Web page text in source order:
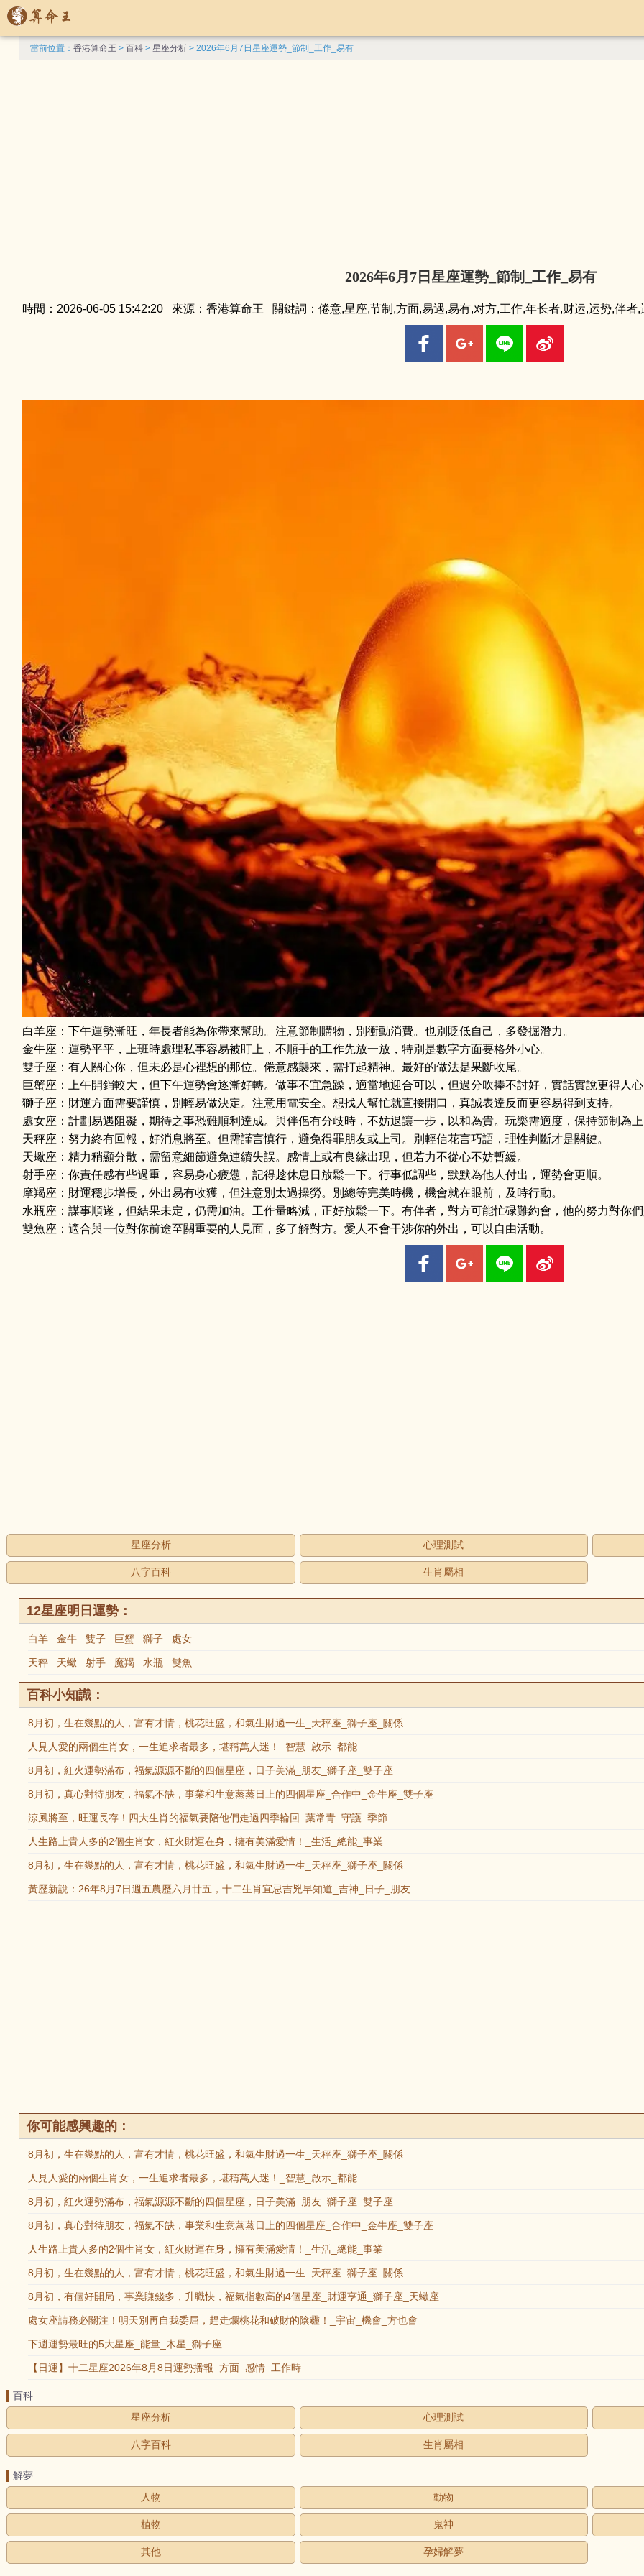
當前位置： 香港算命王 > 百科> 星座分析> 2026年6月7日星座運勢_節制_工作_易有
2026年6月7日星座運勢_節制_工作_易有
時間：2026-06-05 15:42:20 來源：香港算命王 關鍵詞：倦意,星座,节制,方面,易遇,易有,对方,工作,年长者,财运,运势,伴者,
白羊座：下午運勢漸旺，年長者能為你帶來幫助。注意節制購物，別衝動消費。也別貶低自己，多發掘潛力。
金牛座：運勢平平，上班時處理私事容易被盯上，不順手的工作先放一放，特別是數字方面要格外小心。
雙子座：有人關心你，但未必是心裡想的那位。倦意感襲來，需打起精神。最好的做法是果斷收尾。
巨蟹座：上午開銷較大，但下午運勢會逐漸好轉。做事不宜急躁，適當地迎合可以，但過分吹捧不討好，實話實說更得人
獅子座：財運方面需要謹慎，別輕易做決定。注意用電安全。想找人幫忙就直接開口，真誠表達反而更容易得到支持。
處女座：計劃易遇阻礙，期待之事恐難順利達成。與伴侶有分歧時，不妨退讓一步，以和為貴。玩樂需適度，保持節制為
天秤座：努力終有回報，好消息將至。但需謹言慎行，避免得罪朋友或上司。別輕信花言巧語，理性判斷才是關鍵。
天蠍座：精力稍顯分散，需留意細節避免連續失誤。感情上或有良緣出現，但若力不從心不妨暫緩。
射手座：你責任感有些過重，容易身心疲憊，記得趁休息日放鬆一下。行事低調些，默默為他人付出，運勢會更順。
摩羯座：財運穩步增長，外出易有收獲，但注意別太過操勞。別總等完美時機，機會就在眼前，及時行動。
水瓶座：謀事順遂，但結果未定，仍需加油。工作量略減，正好放鬆一下。有伴者，對方可能忙碌難約會，他的努力對你
雙魚座：適合與一位對你前途至關重要的人見面，多了解對方。愛人不會干涉你的外出，可以自由活動。
星座分析 心理測試
八字百科 生肖屬相
12星座明日運勢：
白羊 金牛 雙子 巨蟹 獅子 處女
天秤 天蠍 射手 魔羯 水瓶 雙魚
百科小知識：
8月初，生在幾點的人，富有才情，桃花旺盛，和氣生財過一生_天秤座_獅子座_關係
人見人愛的兩個生肖女，一生追求者最多，堪稱萬人迷！_智慧_啟示_都能
8月初，紅火運勢滿布，福氣源源不斷的四個星座，日子美滿_朋友_獅子座_雙子座
8月初，真心對待朋友，福氣不缺，事業和生意蒸蒸日上的四個星座_合作中_金牛座_雙子座
涼風將至，旺運長存！四大生肖的福氣要陪他們走過四季輪回_葉常青_守護_季節
人生路上貴人多的2個生肖女，紅火財運在身，擁有美滿愛情！_生活_總能_事業
8月初，生在幾點的人，富有才情，桃花旺盛，和氣生財過一生_天秤座_獅子座_關係
黃歷新說：26年8月7日週五農歷六月廿五，十二生肖宜忌吉兇早知道_吉神_日子_朋友
你可能感興趣的：
8月初，生在幾點的人，富有才情，桃花旺盛，和氣生財過一生_天秤座_獅子座_關係
人見人愛的兩個生肖女，一生追求者最多，堪稱萬人迷！_智慧_啟示_都能
8月初，紅火運勢滿布，福氣源源不斷的四個星座，日子美滿_朋友_獅子座_雙子座
8月初，真心對待朋友，福氣不缺，事業和生意蒸蒸日上的四個星座_合作中_金牛座_雙子座
人生路上貴人多的2個生肖女，紅火財運在身，擁有美滿愛情！_生活_總能_事業
8月初，生在幾點的人，富有才情，桃花旺盛，和氣生財過一生_天秤座_獅子座_關係
8月初，有個好開局，事業賺錢多，升職快，福氣指數高的4個星座_財運亨通_獅子座_天蠍座
處女座請務必關注！明天別再自我委屈，趕走爛桃花和破財的陰霾！_宇宙_機會_方也會
下週運勢最旺的5大星座_能量_木星_獅子座
【日運】十二星座2026年8月8日運勢播報_方面_感情_工作時
百科
星座分析
心理測試
八字百科 生肖屬相
解夢
人物
動物
植物 鬼神
其他 孕婦解夢